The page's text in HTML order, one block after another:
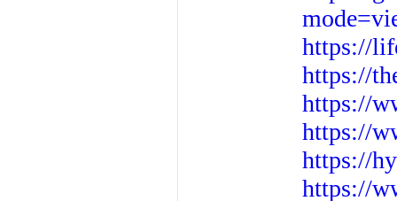
https://
https://
https://
https://
https://
https://